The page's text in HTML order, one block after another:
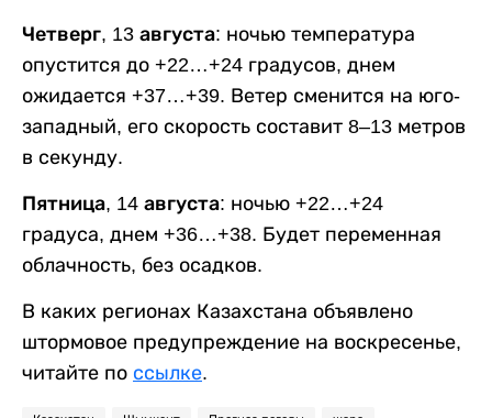
Четверг, 13 августа: ночью температура
опустится до +22…+24 градусов, днем
ожидается +37…+39. Ветер сменится на юго-
западный, его скорость составит 8–13 метров
в секунду.
Пятница, 14 августа: ночью +22…+24
градуса, днем +36…+38. Будет переменная
облачность, без осадков.
В каких регионах Казахстана объявлено
штормовое предупреждение на воскресенье,
читайте по ссылке.